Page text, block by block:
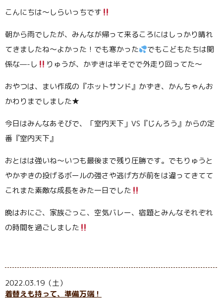
こんにちは～しらいっちです
朝から雨でしたが、みんなが帰って来るころにはしっかり晴れ
てきましたね～よかった！でも寒かった
でもこどもたちは関
係な—-し りゅうが、かずきは半そでで外走り回ってた～
おやつは、まい作成の『ホットサンド』かずき、かんちゃんお
かわりまでしました★
今日はみんなあそびで、「室内天下」 VS 『じんろう』からの定
番『室内天下』
おとはは強いね～いつも最後まで残り圧勝です。でもりゅうと
やかずきの投げるボールの強さや逃げ方が前をは違ってきてて
これまた素敵な成長をみた一日でした
晩はおにご、家族ごっこ、空気バレー、宿題とみんなそれぞれ
の時間を過ごしました
2022.03.19（土）
着替えも持って、準備万端！